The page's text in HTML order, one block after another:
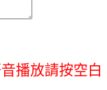
播放請按空白